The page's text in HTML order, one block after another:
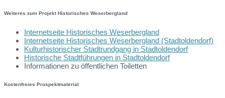
Weiteres zum Projekt Historisches Weserbergland
Internetseite Historisches Weserbergland
Internetseite Historisches Weserbergland (Stadtoldendorf)
Kulturhistorischer Stadtrundgang in Stadtoldendorf
Historische Stadtführungen in Stadtoldendorf
Informationen zu öffentlichen Toiletten
Kostenfreies Prospektmaterial